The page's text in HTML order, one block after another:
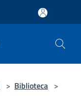
> Biblioteca >